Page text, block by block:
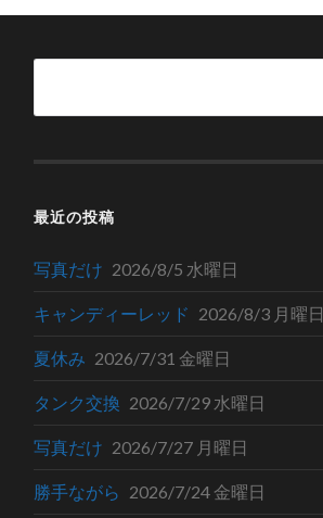
最近の投稿
写真だけ 2026/8/5 水曜日
キャンディーレッド 2026/8/3 月曜日
夏休み 2026/7/31 金曜日
タンク交換 2026/7/29 水曜日
写真だけ 2026/7/27 月曜日
勝手ながら 2026/7/24 金曜日